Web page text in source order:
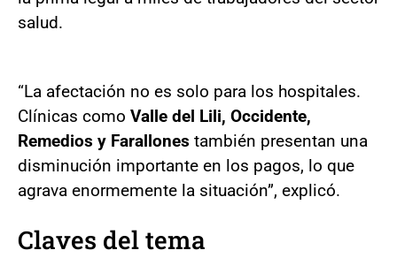
salud.
“La afectación no es solo para los hospitales.
Clínicas como Valle del Lili, Occidente,
Remedios y Farallones también presentan una
disminución importante en los pagos, lo que
agrava enormemente la situación”, explicó.
Claves del tema